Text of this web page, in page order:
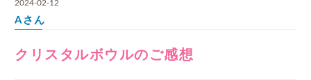
2024-02-12
Aさん
クリスタルボウルのご感想